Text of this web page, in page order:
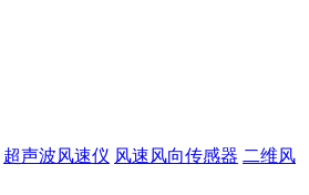
超声波风速仪 风速风向传感器 二维风